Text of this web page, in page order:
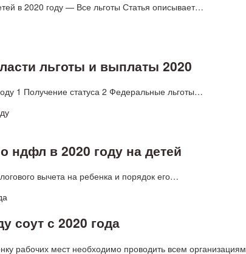
в 2020 году — Все льготы Статья описывает…
льготы и выплаты 2020
1 Получение статуса 2 Федеральные льготы…
ндфл в 2020 году на детей
вычета на ребенка и порядок его…
соут с 2020 года
рабочих мест необходимо проводить всем организациям